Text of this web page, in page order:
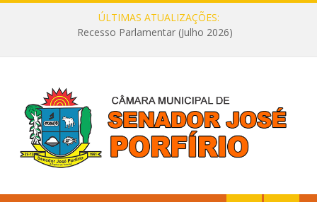
ÚLTIMAS ATUALIZAÇÕES:
Recesso Parlamentar (Julho 2026)